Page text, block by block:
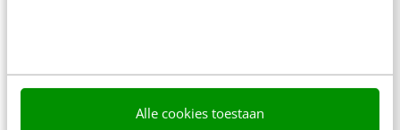
Alle cookies toestaan